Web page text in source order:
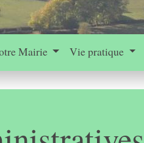
Mairie Vie pratique